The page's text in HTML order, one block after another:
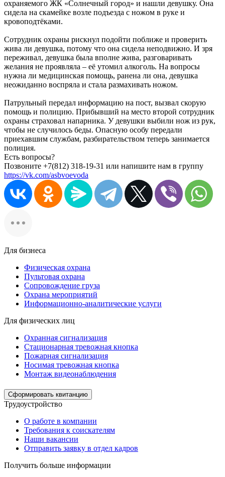
охраняемого ЖК «Солнечный город» и нашли девушку. Она
сидела на скамейке возле подъезда с ножом в руке и
кровоподтёками.
Сотрудник охраны рискнул подойти поближе и проверить
жива ли девушка, потому что она сидела неподвижно. И зря
переживал, девушка была вполне жива, разговаривать
желания не проявляла – её утомил алкоголь. На вопросы
нужна ли медицинская помощь, ранена ли она, девушка
неожиданно воспряла и стала размахивать ножом.
Патрульный передал информацию на пост, вызвал скорую
помощь и полицию. Прибывший на место второй сотрудник
охраны страховал напарника. У девушки выбили нож из рук,
чтобы не случилось беды. Опасную особу передали
приехавшим службам, разбирательством теперь занимается
полиция.
Есть вопросы?
Позвоните +7(812) 318-19-31 или напишите нам в группу
https://vk.com/asbvoevoda
Для бизнеса
Физическая охрана
Пультовая охрана
Сопровождение груза
Охрана мероприятий
Информационно-аналитические услуги
Для физических лиц
Охранная сигнализация
Стационарная тревожная кнопка
Пожарная сигнализация
Носимая тревожная кнопка
Монтаж видеонаблюдения
Сформировать квитанцию
Трудоустройство
О работе в компании
Требования к соискателям
Наши вакансии
Отправить заявку в отдел кадров
Получить больше информации